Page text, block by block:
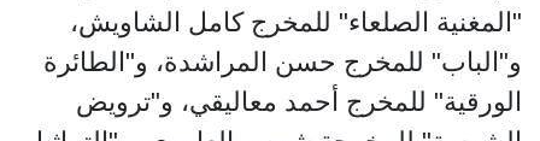
"المغنية الصلعاء" للمخرج كامل الشاويش،
و"الباب" للمخرج حسن المراشدة، و"الطائرة
الورقية" للمخرج أحمد معاليقي، و"ترويض